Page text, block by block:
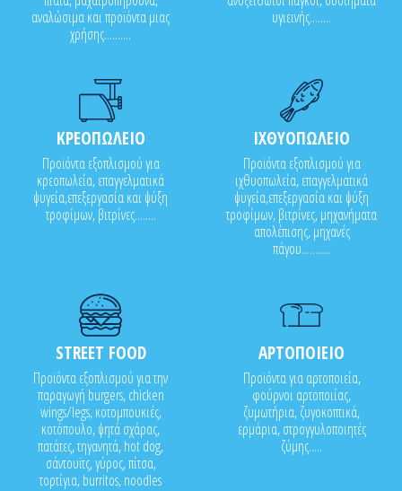
αναλώσιμα και προϊόντα μιας
χρήσης..........
υγιεινής........
ΚΡΕΟΠΩΛΕΙΟ
Προϊόντα εξοπλισμού για
κρεοπωλεία, επαγγελματικά
ψυγεία,επεξεργασία και ψύξη
τροφίμων, βιτρίνες........
ΙΧΘΥΟΠΩΛΕΙΟ
Προϊόντα εξοπλισμού για
ιχθυοπωλεία, επαγγελματικά
ψυγεία,επεξεργασία και ψύξη
τροφίμων, βιτρίνες, μηχανήματα
απολέπισης, μηχανές
πάγου...........
STREET FOOD
Προϊόντα εξοπλισμού για την
παραγωγή burgers, chicken
wings/legs, κοτομπουκιές,
κοτόπουλο, ψητά σχάρας,
πατάτες, τηγανητά, hot dog,
σάντουϊτς, γύρος, πίτσα,
τορτίγια, burritos, noodles
ΑΡΤΟΠΟΙΕΙΟ
Προϊόντα για αρτοποιεία,
φούρνοι αρτοποιίας,
ζυμωτήρια, ζυγοκοπτικά,
ερμάρια, στρογγυλοποιητές
ζύμης.....